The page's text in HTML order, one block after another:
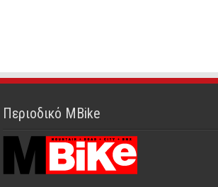
Περιοδικό MBike